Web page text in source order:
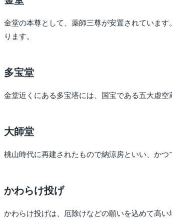
金堂の本尊として、薬師三尊が安置されていま
ります。
多宝堂
金堂近くにある多宝塔には、国宝である五大虚
大師堂
桃山時代に再建されたもので納涼房といい、か
かわらけ投げ
かわらけ投げは、厄除けなどの願いを込めて高